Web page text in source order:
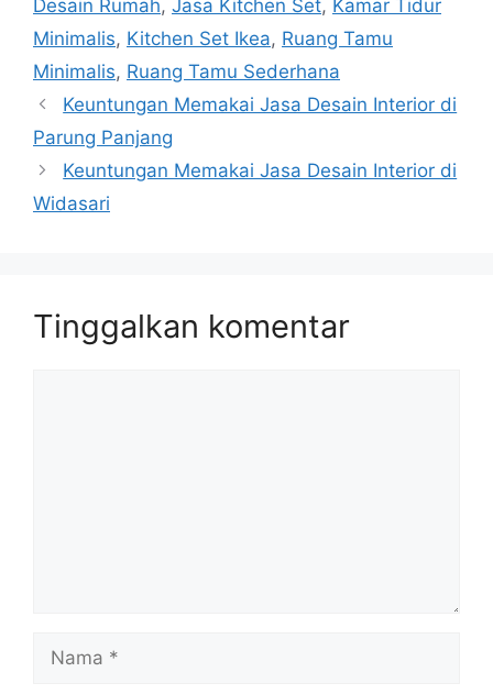
Desain Rumah, Jasa Kitchen Set, Kamar Tidur
Minimalis, Kitchen Set Ikea, Ruang Tamu
Minimalis, Ruang Tamu Sederhana
Keuntungan Memakai Jasa Desain Interior di
Parung Panjang
Keuntungan Memakai Jasa Desain Interior di
Widasari
Tinggalkan komentar